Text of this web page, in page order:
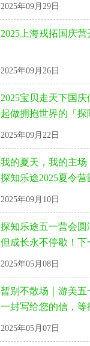
2025年09月29日
2025上海戎拓国庆营
2025年09月26日
2025宝贝走天下国
起做拥抱世界的「探
2025年09月22日
我的夏天，我的主场
探知乐途2025夏令
庆见！
2025年09月10日
探知乐途五一营会圆
但成长永不停歇！
见！
2025年05月08日
暂别不散场｜游美五
一封写给您的信，等
2025年05月07日